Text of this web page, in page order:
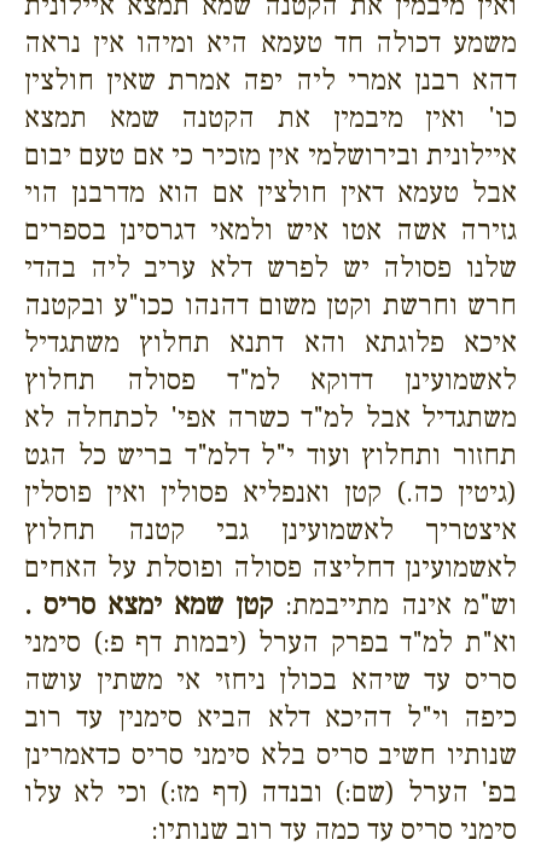
משמע דכולה חד טעמא היא ומיהו אין נראה
דהא רבנן אמרי ליה יפה אמרת שאין חולצין
כו' ואין מיבמין את הקטנה שמא תמצא
איילונית ובירושלמי אין מזכיר כי אם טעם יבום
אבל טעמא דאין חולצין אם הוא מדרבנן הוי
גזירה אשה אטו איש ולמאי דגרסינן בספרים
שלנו פסולה יש לפרש דלא עריב ליה בהדי
חרש וחרשת וקטן משום דהנהו ככו"ע ובקטנה
איכא פלוגתא והא דתנא תחלוץ משתגדיל
לאשמועינן דדוקא למ"ד פסולה תחלוץ
משתגדיל אבל למ"ד כשרה אפי' לכתחלה לא
תחזור ותחלוץ ועוד י"ל דלמ"ד בריש כל הגט
(גיטין כה.) קטן ואנפליא פסולין ואין פוסלין
איצטריך לאשמועינן גבי קטנה תחלוץ
לאשמועינן דחליצה פסולה ופוסלת על האחים
וש"מ אינה מתייבמת: קטן שמא ימצא סריס .
וא"ת למ"ד בפרק הערל (יבמות דף פ:) סימני
סריס עד שיהא בכולן ניחזי אי משתין עושה
כיפה וי"ל דהיכא דלא הביא סימנין עד רוב
שנותיו חשיב סריס בלא סימני סריס כדאמרינן
בפ' הערל (שם:) ובנדה (דף מז:) וכי לא עלו
סימני סריס עד כמה עד רוב שנותיו: